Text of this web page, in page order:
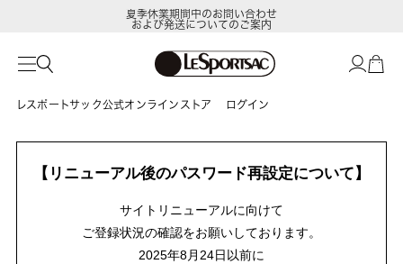
夏季休業期間中のお問い合わせ
および発送についてのご案内
レスポートサック公式オンラインストア ログイン
【リニューアル後のパスワード再設定について】
サイトリニューアルに向けて
ご登録状況の確認をお願いしております。
2025年8月24日以前に